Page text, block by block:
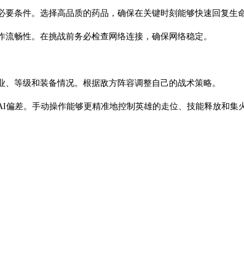
条件。选择高品质的药品，确保在关键时刻能够快速回复生
畅性。在挑战前务必检查网络连接，确保网络稳定。
等级和装备情况。根据敌方阵容调整自己的战术策略。
差。手动操作能够更精准地控制英雄的走位、技能释放和集